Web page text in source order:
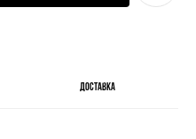
Доставка